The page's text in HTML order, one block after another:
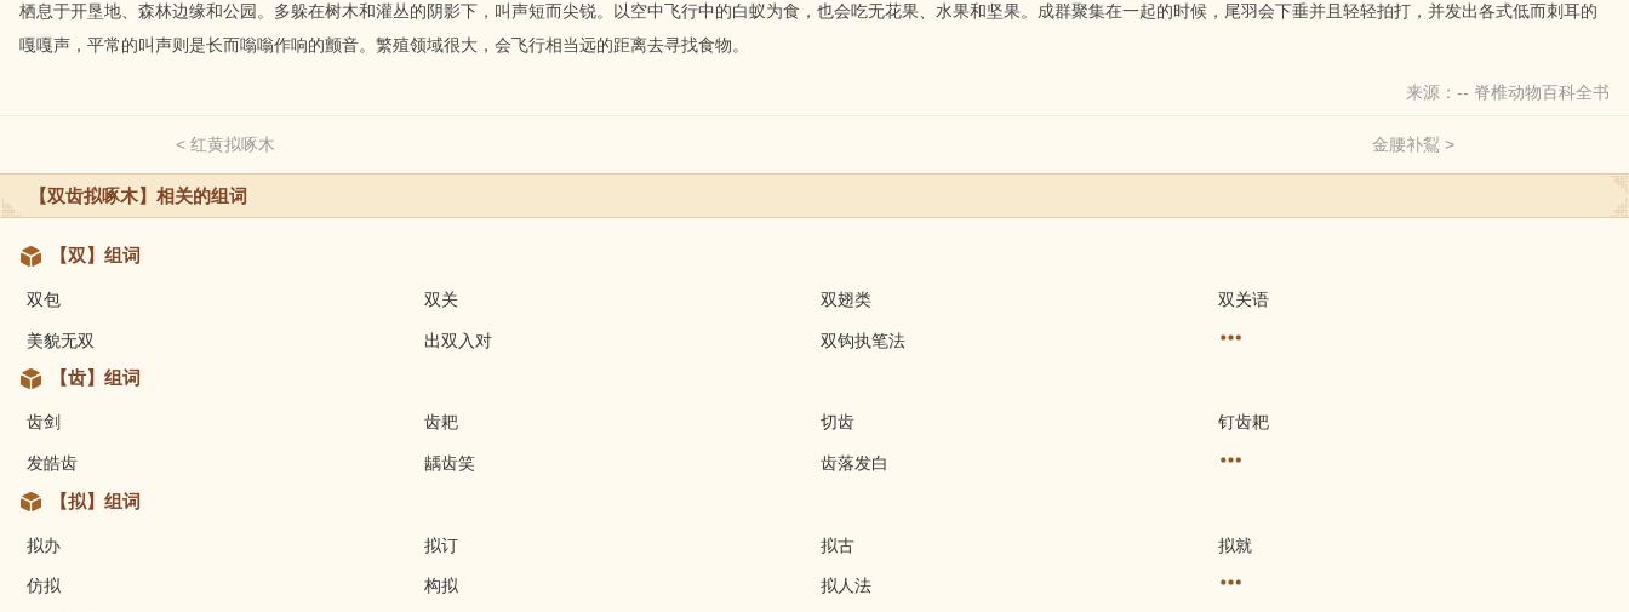
栖息于开垦地、森林边缘和公园。多躲在树木和灌丛的阴影下，叫声短而尖锐。以空中飞行中的白蚁为食，也会吃无花果、水果和坚果。成群聚集在一起的时候，尾羽会下垂并且轻轻拍打，并发出各式低而刺耳的
嘎嘎声，平常的叫声则是长而嗡嗡作响的颤音。繁殖领域很大，会飞行相当远的距离去寻找食物。
来源：-- 脊椎动物百科全书
< 红黄拟啄木 金腰补鴷 >
【双齿拟啄木】相关的组词
【双】组词
双包 双关 双翅类 双关语
美貌无双 出双入对
双钩执笔法
【齿】组词
齿剑 齿耙 切齿 钉齿耙
发皓齿 龋齿笑
齿落发白
【拟】组词
拟办 拟订 拟古 拟就
仿拟 构拟
拟人法